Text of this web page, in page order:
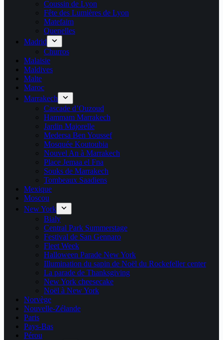
Coussin de Lyon
Fête des Lumières de Lyon
Matefaim
Quenelles
Madrid
Churros
Malaisie
Maldives
Malte
Maroc
Marrakech
Cascade d’Ouzoud
Hammam Marrakech
Jardin Majorelle
Medersa Ben Youssef
Mosquée Koutoubia
Nouvel An à Marrakech
Place Jemaa el Fna
Souks de Marrakech
Tombeaux Saadiens
Mexique
Moscou
New York
Bialy
Central Park Summerstage
Festival de San Gennaro
Fleet Week
Halloween Parade New York
Illumination du sapin de Noël du Rockefeller center
La parade de Thanksgiving
New York cheesecake
Noël à New York
Norvège
Nouvelle-Zélande
Paris
Pays-Bas
Pérou